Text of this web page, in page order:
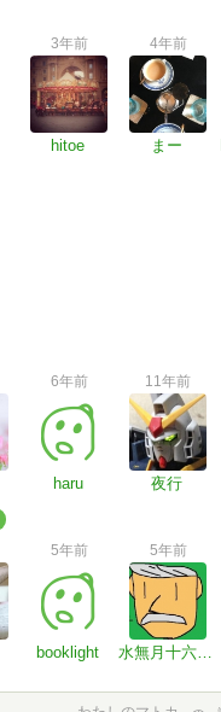
3年前
hitoe
4年前
まー
6年前
haru
11年前
夜行
5年前
booklight
5年前
水無月十六(ニール・フィレル)